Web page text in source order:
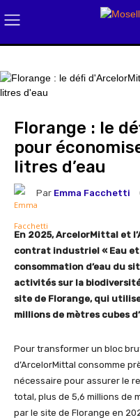
Florange : le
pour
litres d’eau
Par Emma Facchetti
En 2025, ArcelorMittal et
contrat industriel « Eau et
consommation d’eau du
activités sur la
site de Florange, qui
millions de mètres cubes
Pour transformer un bloc
d’ArcelorMittal consomme
nécessaire pour assurer le
total, plus de 5,6 millions de
par le site de Florange en